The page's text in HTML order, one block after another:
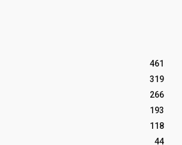
461
319
266
193
118
44